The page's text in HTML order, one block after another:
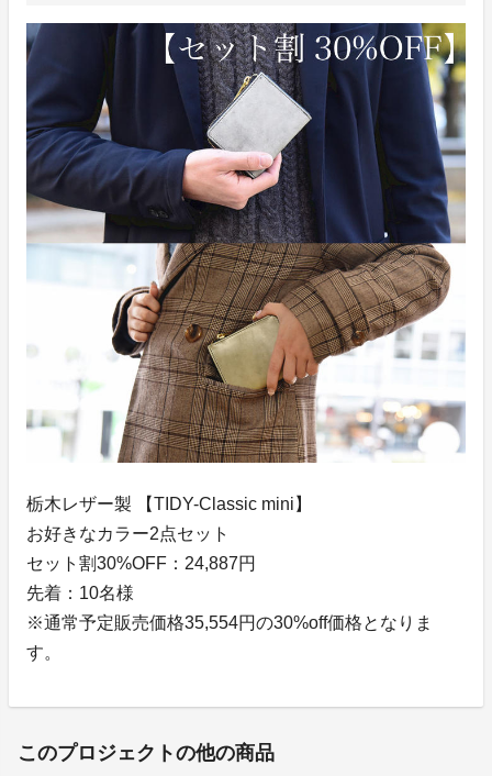
栃木レザー製 【TIDY-Classic mini】
お好きなカラー2点セット
セット割30%OFF：24,887円
先着：10名様
※通常予定販売価格35,554円の30%off価格となりま
す。
このプロジェクトの他の商品